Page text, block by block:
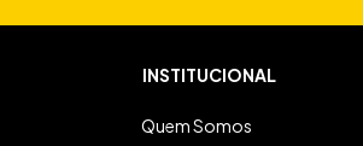
INSTITUCIONAL
Quem Somos